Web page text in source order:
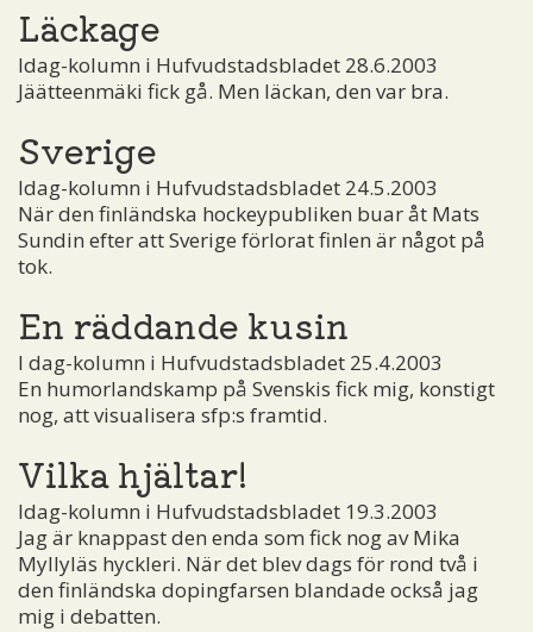
Läckage
Idag-kolumn i Hufvudstadsbladet 28.6.2003
Jäätteenmäki fick gå. Men läckan, den var bra.
Sverige
Idag-kolumn i Hufvudstadsbladet 24.5.2003
När den finländska hockeypubliken buar åt Mats
Sundin efter att Sverige förlorat finlen är något på
tok.
En räddande kusin
I dag-kolumn i Hufvudstadsbladet 25.4.2003
En humorlandskamp på Svenskis fick mig, konstigt
nog, att visualisera sfp:s framtid.
Vilka hjältar!
Idag-kolumn i Hufvudstadsbladet 19.3.2003
Jag är knappast den enda som fick nog av Mika
Myllyläs hyckleri. När det blev dags för rond två i
den finländska dopingfarsen blandade också jag
mig i debatten.